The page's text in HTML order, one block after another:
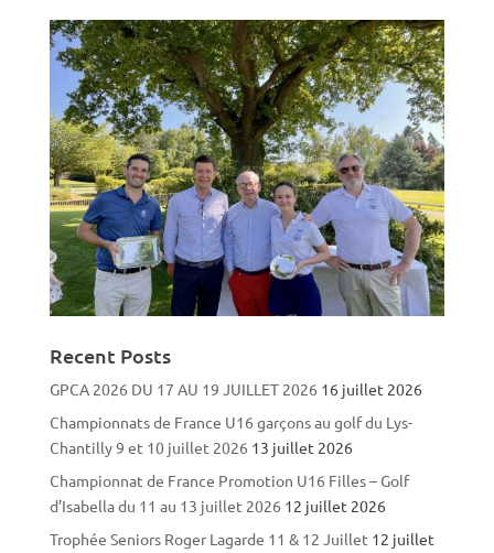
Recent Posts
GPCA 2026 DU 17 AU 19 JUILLET 2026 16 juillet 2026
Championnats de France U16 garçons au golf du Lys-
Chantilly 9 et 10 juillet 2026 13 juillet 2026
Championnat de France Promotion U16 Filles – Golf
d’Isabella du 11 au 13 juillet 2026 12 juillet 2026
Trophée Seniors Roger Lagarde 11 & 12 Juillet 12 juillet